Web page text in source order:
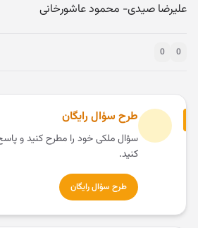
علیرضا صیدی- محمود عاشورخانی
0
0
طرح سؤال رایگان
سؤال ملکی خود را مطرح کنید و
کنید.
طرح سؤال رایگان